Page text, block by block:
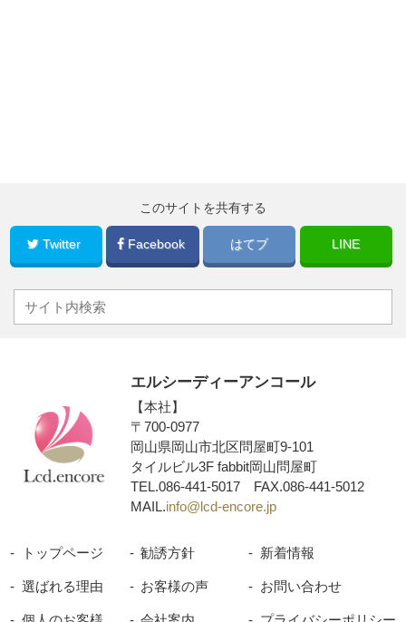
このサイトを共有する
Twitter Facebook はてブ LINE
エルシーディーアンコール
【本社】
〒700-0977
岡山県岡山市北区問屋町9-101
タイルビル3F fabbit岡山問屋町
TEL.086-441-5017 FAX.086-441-5012
MAIL.info@lcd-encore.jp
トップページ
選ばれる理由
勧誘方針
お客様の声
新着情報
お問い合わせ